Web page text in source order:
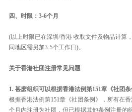
四、时限：3-6个月
(以上时限已在深圳/香港 收取文件及物品计算
同地区需另加3-5个工作日)。
关于香港社团注册常见问题
1. 甚麽组织可以根据香港法例第151章《社团
根据香港法例第151章《社团条例》，所有在
个月内注册为社团，但已根据其他条例注册的